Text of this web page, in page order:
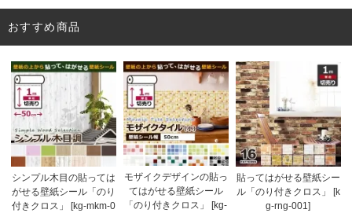
おすすめ商品
シンプル木目の貼っては
がせる壁紙シール「のり
付きクロス」 [kg-mkm-0
モザイクデザインの貼っ
てはがせる壁紙シール
「のり付きクロス」 [kg-
貼ってはがせる壁紙シー
ル「のり付きクロス」 [k
g-rng-001]